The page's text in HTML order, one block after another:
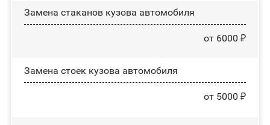
Замена стаканов кузова автомобиля
от 6000 ₽
Замена стоек кузова автомобиля
от 5000 ₽